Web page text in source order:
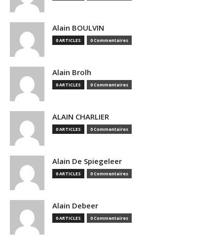
Alain BOULVIN
0 ARTICLES 0 Commentaires
Alain Brolh
0 ARTICLES 0 Commentaires
ALAIN CHARLIER
0 ARTICLES 0 Commentaires
Alain De Spiegeleer
0 ARTICLES 0 Commentaires
Alain Debeer
0 ARTICLES 0 Commentaires